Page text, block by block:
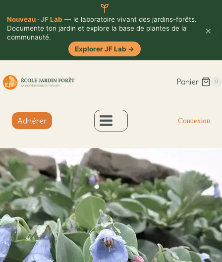
Nouveau · JF Lab — le laboratoire vivant des jardins-forêts.
Documente ton jardin et explore la base de plantes de la
communauté.
Explorer JF Lab →
×
au
Panier 0
Adhérer Connexion